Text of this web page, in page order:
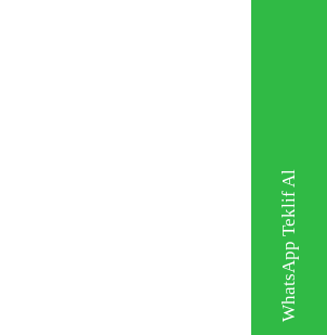
WhatsApp Teklif Al